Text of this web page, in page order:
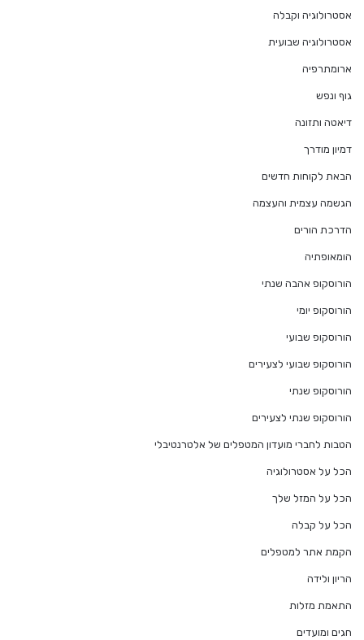
אסטרולוגיה וקבלה
אסטרולוגיה שבועית
ארומתרפיה
גוף ונפש
דיאטה ותזונה
דמיון מודרך
הבאת לקוחות חדשים
הגשמה עצמית והעצמה
הדרכת הורים
הומאופתיה
הורוסקופ אהבה שנתי
הורוסקופ יומי
הורוסקופ שבועי
הורוסקופ שבועי לצעירים
הורוסקופ שנתי
הורוסקופ שנתי לצעירים
הטבות לחברי מועדון המטפלים של אלטרנטיבלי
הכל על אסטרולוגיה
הכל על המזל שלך
הכל על קבלה
הקמת אתר למטפלים
הריון ולידה
התאמת מזלות
חגים ומועדים